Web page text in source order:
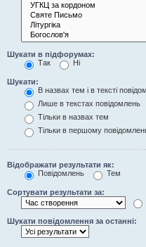
Шукати в підфорумах:
Так
Ні
Шукати:
В назвах тем і в тексті
Лише в текстах повідомлень
Тільки в назвах тем
Тільки в першому
Відображати результати як:
Повідомлень
Тем
Сортувати результати за:
Шукати повідомлення за останні: